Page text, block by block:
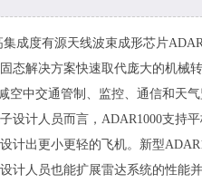
成度有源天线波束成形芯片
态解决方案快速取代庞大的机械转
空中交通管制、监控、通信和天
设计人员而言，ADAR1000支持
计出更小更轻的飞机。新型
计人员也能扩展雷达系统的性能